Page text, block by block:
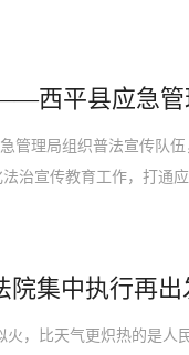
西平县应急管
理局组织普法宣传队伍
治宣传教育工作，打通
院集中执行再出
比天气更炽热的是人